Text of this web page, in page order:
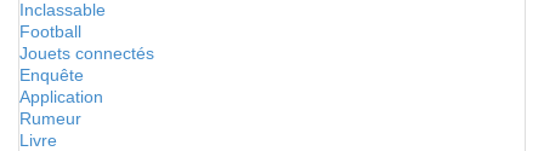
Inclassable
Football
Jouets connectés
Enquête
Application
Rumeur
Livre